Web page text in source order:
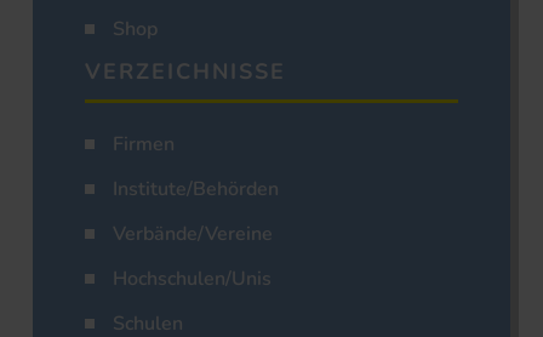
Shop
VERZEICHNISSE
Firmen
Institute/Behörden
Verbände/Vereine
Hochschulen/Unis
Schulen